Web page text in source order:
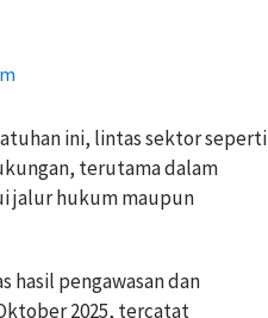
ini, lintas sektor seperti
terutama dalam
jalur hukum maupun
hasil pengawasan dan
2025, tercatat